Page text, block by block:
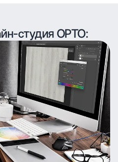
студия ОРТО: